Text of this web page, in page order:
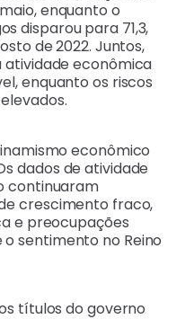
enquanto o
disparou para 71,3,
de 2022. Juntos,
atividade econômica
enquanto os riscos
econômico
dados de atividade
continuaram
crescimento fraco,
e preocupações
sentimento no Reino
títulos do governo